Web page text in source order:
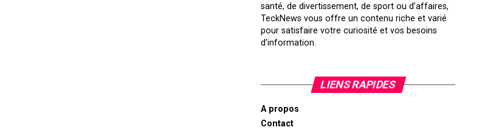
santé, de divertissement, de sport ou d’affaires,
TeckNews vous offre un contenu riche et varié
pour satisfaire votre curiosité et vos besoins
d’information.
LIENS RAPIDES
A propos
Contact